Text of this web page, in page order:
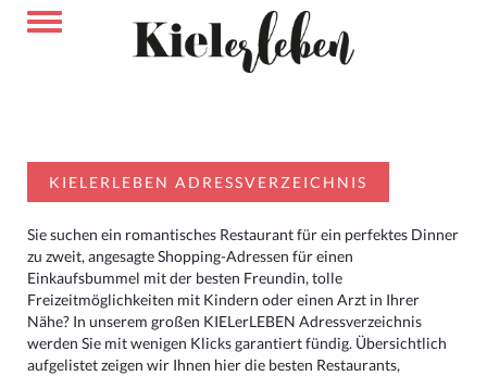
KIELERLEBEN ADRESSVERZEICHNIS
Sie suchen ein romantisches Restaurant für ein perfektes Dinner
zu zweit, angesagte Shopping-Adressen für einen
Einkaufsbummel mit der besten Freundin, tolle
Freizeitmöglichkeiten mit Kindern oder einen Arzt in Ihrer
Nähe? In unserem großen KIELerLEBEN Adressverzeichnis
werden Sie mit wenigen Klicks garantiert fündig. Übersichtlich
aufgelistet zeigen wir Ihnen hier die besten Restaurants,